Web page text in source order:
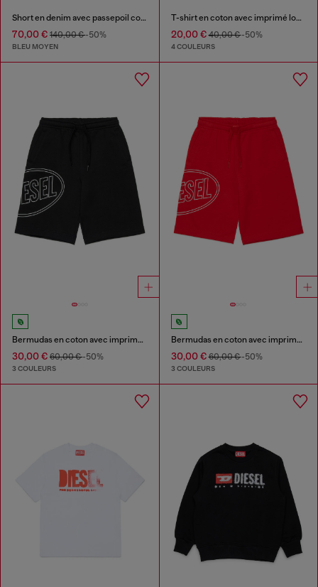
Short en denim avec passepoil contrastant
70,00 € 140,00 €-50%
BLEU MOYEN
T-shirt en coton avec imprimé logo maxi
20,00 €40,00 €-50%
4 COULEURS
Bermudas en coton avec imprimé maxi
30,00 € 60,00 €-50%
3 COULEURS
Bermudas en coton avec imprimé maxi
30,00 €60,00 €-50%
3 COULEURS